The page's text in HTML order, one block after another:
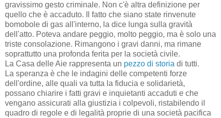
gravissimo gesto criminale. Non c'è altra definizione per
quello che è accaduto. Il fatto che siano state rinvenute
bomobole di gas all'interno, la dice lunga sulla gravità
dell'atto. Poteva andare peggio, molto peggio, ma è solo una
triste consolazione. Rimangono i gravi danni, ma rimane
soprattutto una profonda ferita per la società civile.
La Casa delle Aie rappresenta un pezzo di storia di tutti.
La speranza è che le indagini delle competenti forze
dell'ordine, alle quali va tutta la fiducia e solidarietà,
possano chiarire i fatti gravi e inquietanti accaduti e che
vengano assicurati alla giustizia i colpevoli, ristabilendo il
quadro di regole e di legalità proprie di una società pacifica